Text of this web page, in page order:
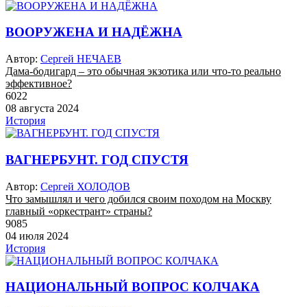
ВООРУЖЕНА И НАДЁЖНА
Автор: Сергей НЕЧАЕВ
Дама-бодигард – это обычная экзотика или что-то реально
эффективное?
6022
08 августа 2024
История
ВАГНЕРБУНТ. ГОД СПУСТЯ
Автор: Сергей ХОЛОДОВ
Что замышлял и чего добился своим походом на Москву
главный «оркестрант» страны?
9085
04 июля 2024
История
НАЦИОНАЛЬНЫЙ ВОПРОС КОЛЧАКА